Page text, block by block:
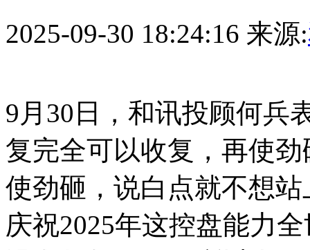
2025-09-30 18:24:16 来源:
9月30日，和讯投顾何兵
复完全可以收复，再使
使劲砸，说白点就不想
庆祝2025年这控盘能力